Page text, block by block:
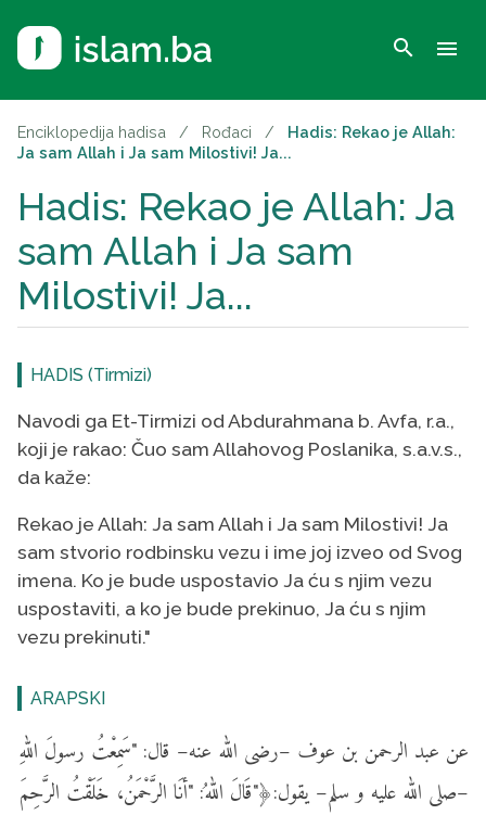
search menu
Enciklopedija hadisa / Rođaci /
Hadis: Rekao je Allah:
Ja sam Allah i Ja sam Milostivi! Ja...
Hadis: Rekao je Allah: Ja
sam Allah i Ja sam
Milostivi! Ja...
HADIS (Tirmizi)
Navodi ga Et-Tirmizi od Abdurahmana b. Avfa, r.a.,
koji je rakao: Čuo sam Allahovog Poslanika, s.a.v.s.,
da kaže:
Rekao je Allah: Ja sam Allah i Ja sam Milostivi! Ja
sam stvorio rodbinsku vezu i ime joj izveo od Svog
imena. Ko je bude uspostavio Ja ću s njim vezu
uspostaviti, a ko je bude prekinuo, Ja ću s njim
vezu prekinuti."
ARAPSKI
عن عبد الرحمن بن عوف –رضى الله عنه– قال: "سَمِعْتُ رسولَ اللهِ
–صلى الله عليه و سلم– يقول:﴿"قَالَ اللهُ: "أنَا الرَّحْمَنُ، خَلَقْتُ الرَّحِمَ